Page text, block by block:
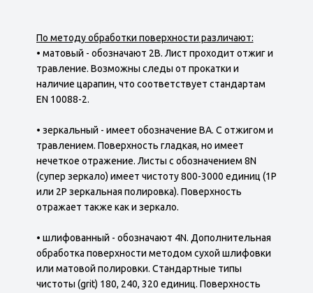
По методу обработки поверхности различают:
• матовый - обозначают 2В. Лист проходит отжиг и
травление. Возможны следы от прокатки и
наличие царапин, что соответствует стандартам
EN 10088-2.
• зеркальный - имеет обозначение ВА. С отжигом и
травлением. Поверхность гладкая, но имеет
нечеткое отражение. Листы с обозначением 8N
(супер зеркало) имеет чистоту 800-3000 единиц (1Р
или 2Р зеркальная полировка). Поверхность
отражает также как и зеркало.
• шлифованный - обозначают 4N. Дополнительная
обработка поверхности методом сухой шлифовки
или матовой полировки. Стандартные типы
чистоты (grit) 180, 240, 320 единиц. Поверхность